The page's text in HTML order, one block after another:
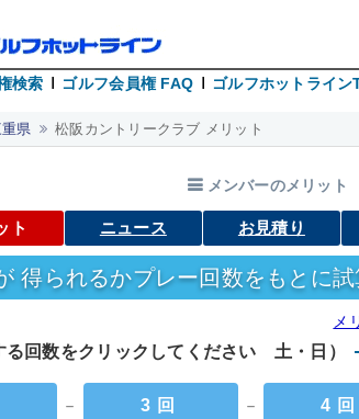
検索 ゴルフ会員権 FAQ ゴルフホットライン
県 松阪カントリークラブ メリット
メンバーのメリット
ト ニュース お見積り
得られるかプレー回数をもとに試
メ
る回数をクリックしてください 土・日）
－ 3回 － 4